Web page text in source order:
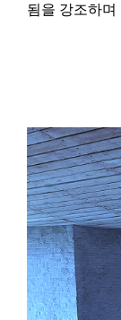
됨을 강조하며